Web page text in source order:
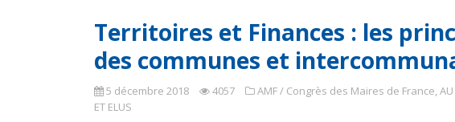
Territoires et Finances : les
des communes et
5 décembre 2018 4057 AMF / Congrès des Maires de France,AU
ET ELUS